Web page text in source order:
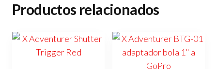
Productos relacionados